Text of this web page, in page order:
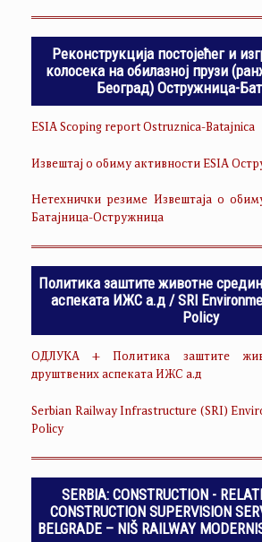
Реконструкција постојећег и
колосека на обилазној прузи
Београд) Остружница-
ESIA Scoping report Ostruznica-Batajnica
Извештај о обиму активности ESIA
Нетехнички резиме Извештаја о
Батајница-Остружница
Политика заштите животне
аспеката ИЖС а.д / SRI
Policy
ОДЛУКА + Политика заштите
друштвених аспеката ИЖС а.д
Serbian Railway Infrastructure (SRI)
Policy
SERBIA: CONSTRUCTION -
CONSTRUCTION SUPERVISION
BELGRADE – NIŠ RAILWAY